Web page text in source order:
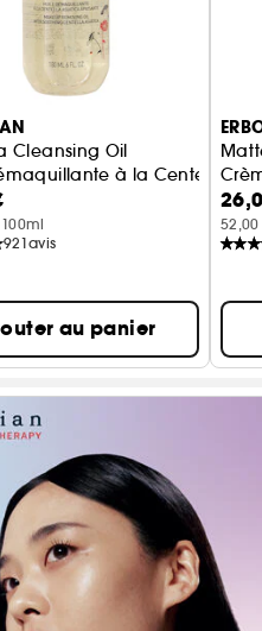
Cleansing Oil
à la Centella
921avis
au panier